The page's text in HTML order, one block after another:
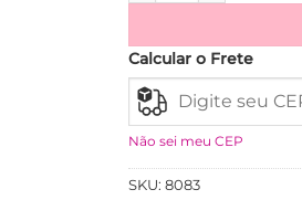
Calcular o Frete
Não sei meu CEP
SKU: 8083